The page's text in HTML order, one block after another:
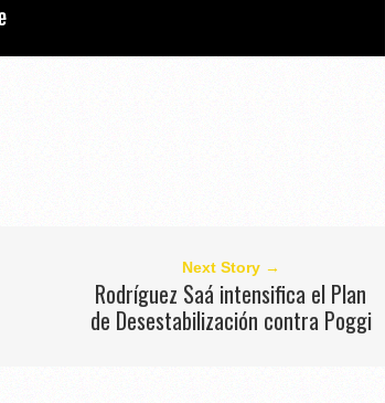
Next Story →
Rodríguez Saá intensifica el Plan
de Desestabilización contra Poggi